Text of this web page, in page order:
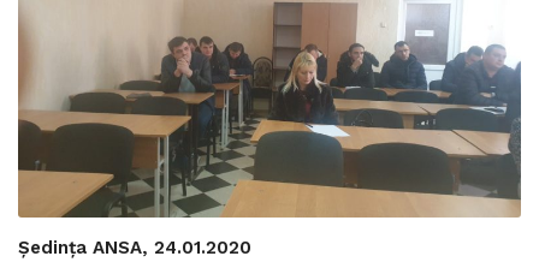
Ședința ANSA, 24.01.2020